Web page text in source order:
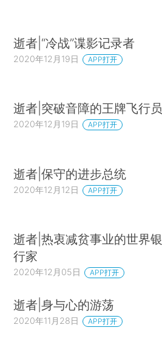
逝者|“冷战”谍影记录者
2020年12月19日 APP打开
逝者|突破音障的王牌飞行员
2020年12月19日 APP打开
逝者|保守的进步总统
2020年12月12日 APP打开
逝者|热衷减贫事业的世界银
行家
2020年12月05日 APP打开
逝者|身与心的游荡
2020年11月28日 APP打开